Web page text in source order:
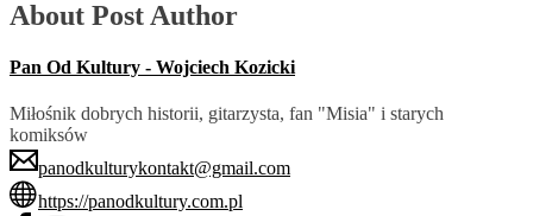
About Post Author
Pan Od Kultury - Wojciech Kozicki
Miłośnik dobrych historii, gitarzysta, fan "Misia" i starych
komiksów
panodkulturykontakt@gmail.com
https://panodkultury.com.pl